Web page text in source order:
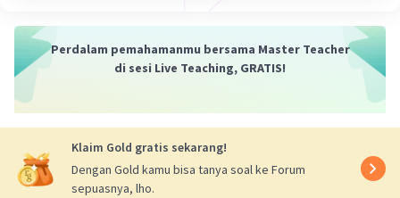
Perdalam pemahamanmu bersama Master Teacher
di sesi Live Teaching, GRATIS!
Klaim Gold gratis sekarang!
Dengan Gold kamu bisa tanya soal ke Forum
sepuasnya, lho.